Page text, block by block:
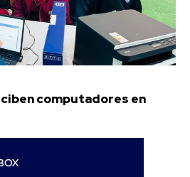
computadores en